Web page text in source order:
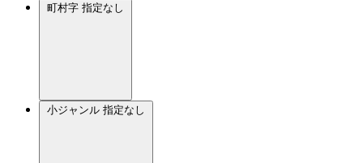
町村字 指定なし
小ジャンル 指定なし